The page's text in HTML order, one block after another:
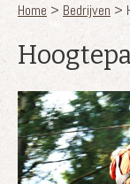
U bent hier
Home > Bedrijven >